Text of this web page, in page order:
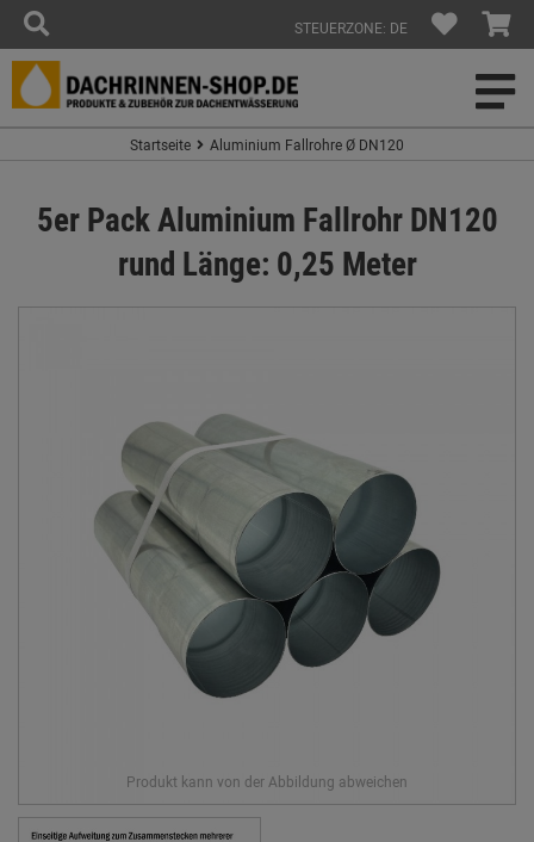
STEUERZONE: DE
Startseite Aluminium Fallrohre Ø DN120
5er Pack Aluminium Fallrohr DN120
rund Länge: 0,25 Meter